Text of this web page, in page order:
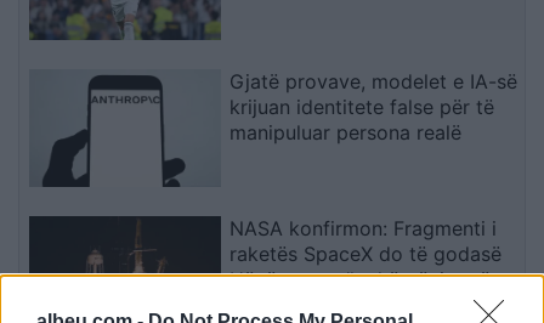
Gjatë provave, modelet e IA-së
krijuan identitete false për të
manipuluar persona realë
NASA konfirmon: Fragmenti i
raketës SpaceX do të godasë
Hënën, por s’ka kërcënim për